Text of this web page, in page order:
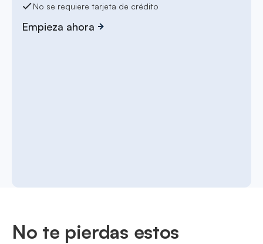
No se requiere tarjeta de crédito
Empieza ahora
No te pierdas estos